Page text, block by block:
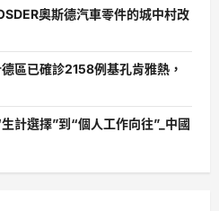
奧斯德汽車零件的城中村改
區已確診2158例基孔肯雅熱，
計選擇”到“個人工作向往”_中國